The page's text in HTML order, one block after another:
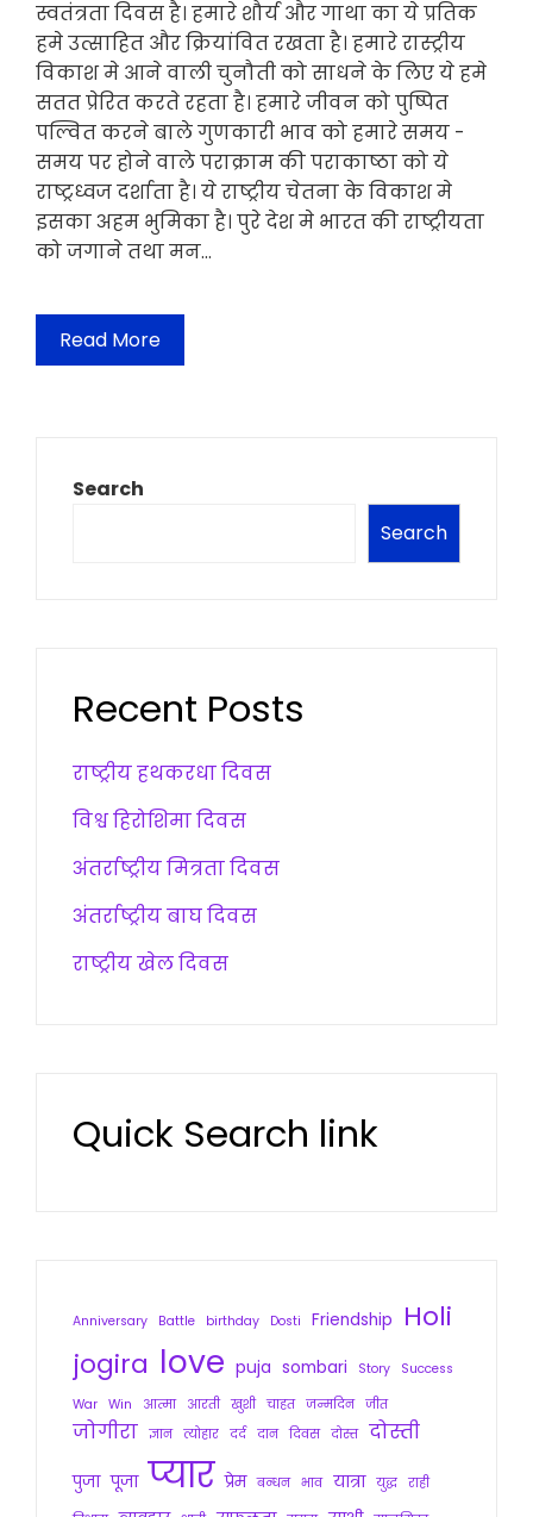
स्वतंत्रता दिवस है। हमारे शौर्य और गाथा का ये प्रतिक
हमे उत्साहित और क्रियांवित रखता है। हमारे रास्ट्रीय
विकाश मे आने वाली चुनौती को साधने के लिए ये हमे
सतत प्रेरित करते रहता है। हमारे जीवन को पुष्पित
पल्वित करने बाले गुणकारी भाव को हमारे समय -
समय पर होने वाले पराक्राम की पराकाष्ठा को ये
राष्ट्रध्वज दर्शाता है। ये राष्ट्रीय चेतना के विकाश मे
इसका अहम भुमिका है। पुरे देश मे भारत की राष्ट्रीयता
को जगाने तथा मन…
Read More
Search
Search
Recent Posts
राष्ट्रीय हथकरधा दिवस
विश्व हिरोशिमा दिवस
अंतर्राष्ट्रीय मित्रता दिवस
अंतर्राष्ट्रीय बाघ दिवस
राष्ट्रीय खेल दिवस
Quick Search link
Anniversary Battle birthday Dosti Friendship
Holi
jogira love puja sombari Story
Success
War Win आत्मा आरती खुशी चाहत जन्मदिन जीत
जोगीरा ज्ञान त्योहार दर्द दान दिवस दोस्त दोस्ती
पुजा पूजा प्यार प्रेम बन्धन भाव यात्रा युद्ध राही